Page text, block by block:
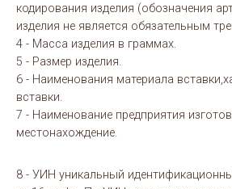
кодирования изделия (обозначения
изделия не является обязательным
4 - Масса изделия в граммах.
5 - Размер изделия.
6 - Наименования материала
вставки.
7 - Наименование предприятия
местонахождение.
8 - УИН уникальный